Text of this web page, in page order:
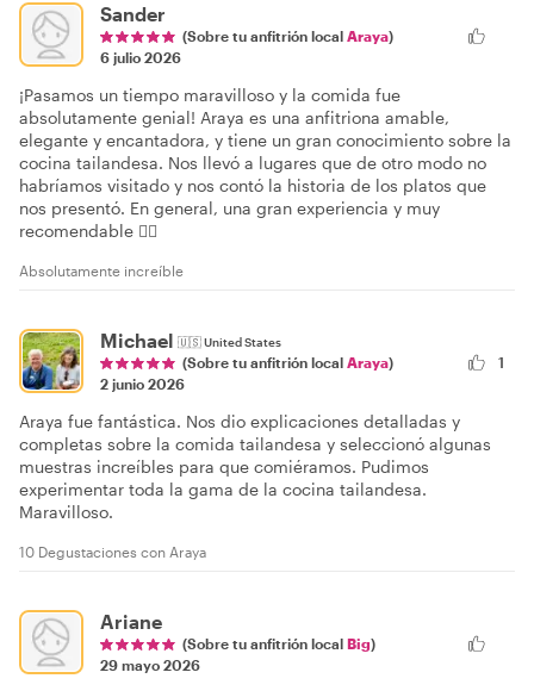
Sander
(Sobre tu anfitrión local Araya)
6 julio 2026
¡Pasamos un tiempo maravilloso y la comida fue
absolutamente genial! Araya es una anfitriona amable,
elegante y encantadora, y tiene un gran conocimiento sobre la
cocina tailandesa. Nos llevó a lugares que de otro modo no
habríamos visitado y nos contó la historia de los platos que
nos presentó. En general, una gran experiencia y muy
recomendable 👍🏻
Absolutamente increíble
Michael 🇺🇸United States
(Sobre tu anfitrión local Araya)
2 junio 2026
1
Araya fue fantástica. Nos dio explicaciones detalladas y
completas sobre la comida tailandesa y seleccionó algunas
muestras increíbles para que comiéramos. Pudimos
experimentar toda la gama de la cocina tailandesa.
Maravilloso.
10 Degustaciones con Araya
Ariane
(Sobre tu anfitrión local Big)
29 mayo 2026